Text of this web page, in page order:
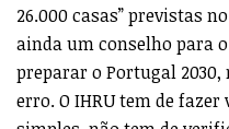
26.000 casas” previstas
ainda um conselho para
preparar o Portugal 2030,
erro. O IHRU tem de